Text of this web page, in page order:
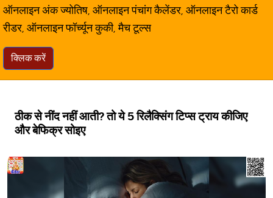
ऑनलाइन अंक ज्योतिष, ऑनलाइन पंचांग कैलेंडर, ऑनलाइन टैरो कार्ड
रीडर, ऑनलाइन फॉर्च्यून कुकी, मैच टूल्स
क्लिक करें
ठीक से नींद नहीं आती? तो ये 5 रिलैक्सिंग टिप्स ट्राय कीजिए
और बेफि‍क्र सोइए